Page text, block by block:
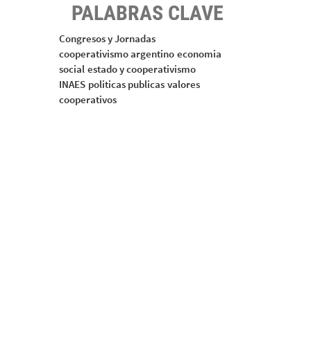
PALABRAS CLAVE
Congresos y Jornadas
cooperativismo argentino economia
social estado y cooperativismo
INAES politicas publicas valores
cooperativos